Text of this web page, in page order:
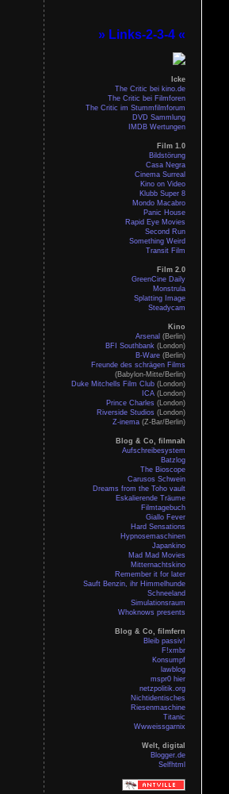
» Links-2-3-4 «
Icke
The Critic bei kino.de
The Critic bei Filmforen
The Critic im Stummfilmforum
DVD Sammlung
IMDB Wertungen
Film 1.0
Bildstörung
Casa Negra
Cinema Surreal
Kino on Video
Klubb Super 8
Mondo Macabro
Panic House
Rapid Eye Movies
Second Run
Something Weird
Transit Film
Film 2.0
GreenCine Daily
Monstrula
Splatting Image
Steadycam
Kino
Arsenal (Berlin)
BFI Southbank (London)
B-Ware (Berlin)
Freunde des schrägen Films
(Babylon-Mitte/Berlin)
Duke Mitchells Film Club (London)
ICA (London)
Prince Charles (London)
Riverside Studios (London)
Z-inema (Z-Bar/Berlin)
Blog & Co, filmnah
Aufschreibesystem
Batzlog
The Bioscope
Carusos Schwein
Dreams from the Toho vault
Eskalierende Träume
Filmtagebuch
Giallo Fever
Hard Sensations
Hypnosemaschinen
Japankino
Mad Mad Movies
Mitternachtskino
Remember it for later
Sauft Benzin, ihr Himmelhunde
Schneeland
Simulationsraum
Whoknows presents
Blog & Co, filmfern
Bleib passiv!
F!xmbr
Konsumpf
lawblog
mspr0 hier
netzpolitik.org
Nichtidentisches
Riesenmaschine
Titanic
Wwweissgarnix
Welt, digital
Blogger.de
Selfhtml